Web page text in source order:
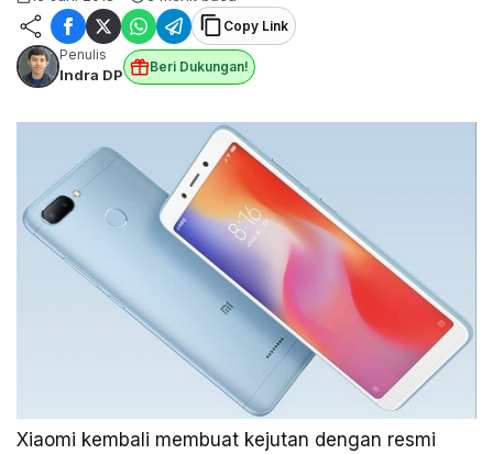
Copy Link
Penulis
Indra DP Beri Dukungan!
Xiaomi kembali membuat kejutan dengan resmi